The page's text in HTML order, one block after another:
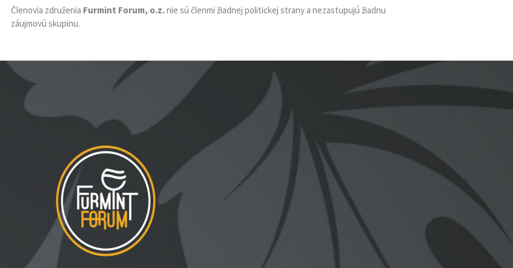
Členovia združenia Furmint Forum, o.z.nie sú členmi žiadnej politickej strany a nezastupujú žiadnu
záujmovú skupinu.